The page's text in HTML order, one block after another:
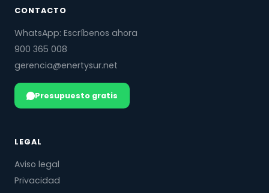
CONTACTO
WhatsApp: Escríbenos ahora
900 365 008
gerencia@enertysur.net
Presupuesto gratis
LEGAL
Aviso legal
Privacidad